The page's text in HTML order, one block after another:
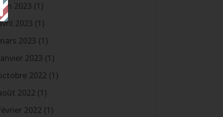
juin 2023 (1)
2023 (1)
2023 (1)
2023 (1)
2022(1)
2022(1)
2022(1)